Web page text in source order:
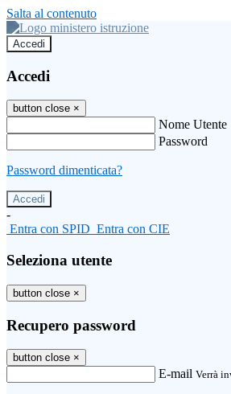
Salta al contenuto
Accedi
Accedi
button close ×
Nome Utente
Password
Password dimenticata?
-
Entra con SPID Entra con CIE
Seleziona utente
button close ×
Recupero password
button close ×
E-mail Verrà